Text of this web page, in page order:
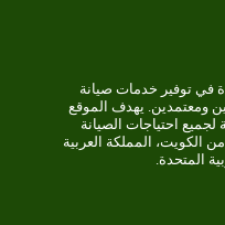
في توفير خدمات صيانة
ومعتمدين. يهدف الموقع
احتياجات الصيانة
الكويت، المملكة العربية
المتحدة.